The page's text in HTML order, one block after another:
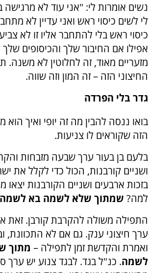
נשים אומרות לי: "אני עוד לא
לי לשים כיסוי ראש ואני עדיין לא
כיסוי ראש בלי להתחבר אליו זו לא
אפילו אם החיבור שלך והכיסופים שלך
מזעריים מאוד, זה לחלוטין לא
החיצוני הזה – זה המון וזה שווה.
גדר בלי הפרדה
בואו ננסה להבין מה זה יופי ואיך
הזה שקוראים לו צניעות.
בלעם בן בעור ערך שבעה מזבחות
ושניים קורבנות, הכול כדי לקלל את
בזכות ארבעים ושניים הקורבנות יצאו
למה? שמתוך שלא לשמה בא
התפילה משולה להקרבת קורבן. זאת
ערך חיצוני ענק. גם אם לא התכוונת,
ואמרת והקדשת זמן לתפילה – מתוך
לשמה. כנ"ל בגד. לבגד צנוע יש ערך